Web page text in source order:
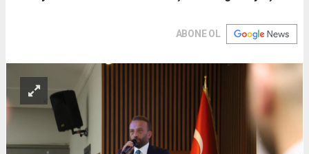
ABONE OL